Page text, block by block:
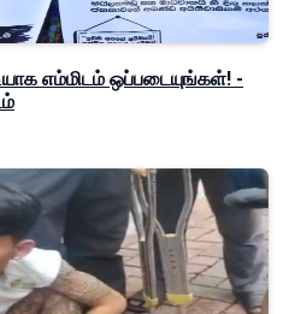
எம்மிடம் ஒப்படையுங்கள்! -